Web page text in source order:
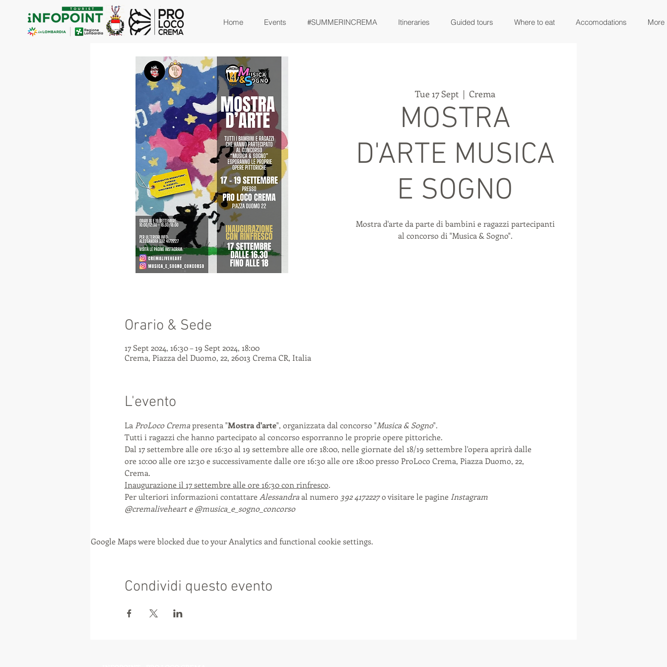
Home Events #SUMMERINCREMA Itineraries Guided tours Where to eat Accomodations More
Tue 17 Sept
  |
Crema
MOSTRA
D'ARTE MUSICA
E SOGNO
Mostra d'arte da parte di bambini e ragazzi partecipanti
al concorso di "Musica & Sogno".
Orario & Sede
17 Sept 2024, 16:30 – 19 Sept 2024, 18:00
Crema, Piazza del Duomo, 22, 26013 Crema CR, Italia
L'evento
La ProLoco Crema presenta "Mostra d'arte", organizzata dal concorso "Musica & Sogno".
Tutti i ragazzi che hanno partecipato al concorso esporranno le proprie opere pittoriche.
Dal 17 settembre alle ore 16:30 al 19 settembre alle ore 18:00, nelle giornate del 18/19 settembre l'opera aprirà dalle
ore 10:00 alle ore 12:30 e successivamente dalle ore 16:30 alle ore 18:00 presso ProLoco Crema, Piazza Duomo, 22,
Crema.
Inaugurazione il 17 settembre alle ore 16:30 con rinfresco.
Per ulteriori informazioni contattare Alessandra al numero 392 4172227 o visitare le pagine Instagram
@cremaliveheart e @musica_e_sogno_concorso
Google Maps were blocked due to your Analytics and functional cookie settings.
Condividi questo evento